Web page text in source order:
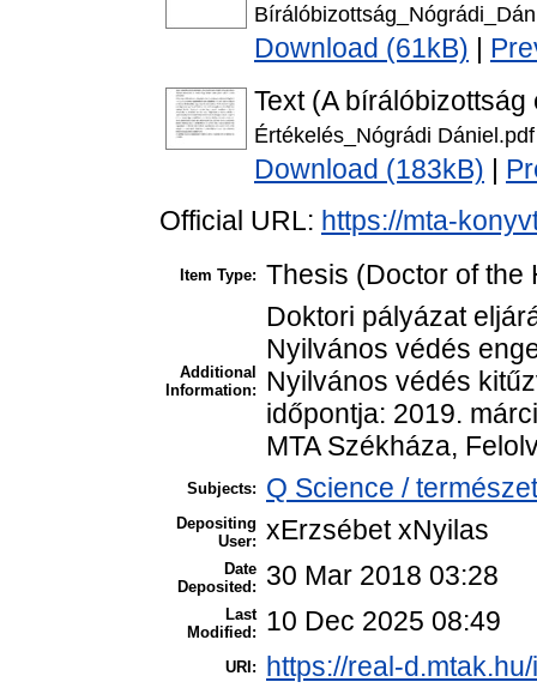
Download (61kB)
Text (A
Értékelés_Nógrádi Dániel.pdf
Download (183kB)
Official URL: https://mta-
Item Type: Thesis (Doctor of the
Additional
Information:
Doktori pályázat
Nyilvános védés
Nyilvános védés
időpontja: 2019.
MTA Székháza,
Subjects: Q Science /
Depositing
User: xErzsébet xNyilas
Date
Deposited:
30 Mar 2018 03:28
Last
Modified:
10 Dec 2025 08:49
URI: https://real-